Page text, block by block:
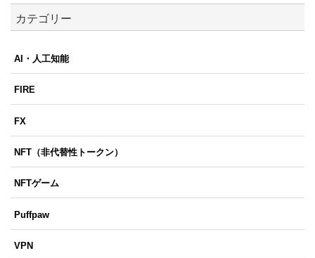
カテゴリー
AI・人工知能
FIRE
FX
NFT（非代替性トークン）
NFTゲーム
Puffpaw
VPN